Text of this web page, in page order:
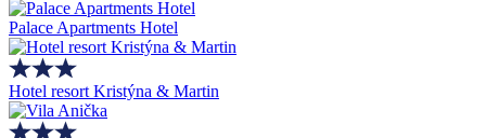
Palace Apartments Hotel
Hotel resort Kristýna & Martin